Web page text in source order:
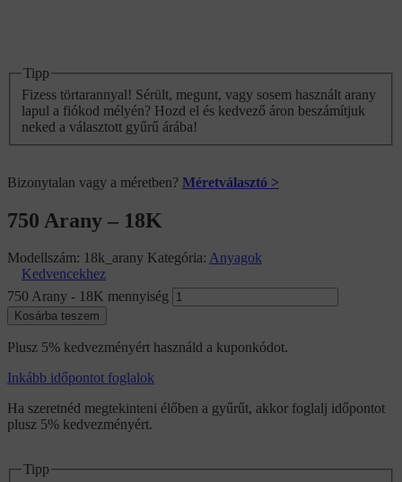
Tipp
Fizess törtarannyal! Sérült, megunt, vagy sosem használt arany
lapul a fiókod mélyén? Hozd el és kedvező áron beszámítjuk
neked a választott gyűrű árába!
Bizonytalan vagy a méretben? Méretválasztó >
750 Arany – 18K
Modellszám: 18k_arany Kategória: Anyagok
Kedvencekhez
750 Arany - 18K mennyiség
Kosárba teszem
Plusz 5% kedvezményért használd a kuponkódot.
Inkább időpontot foglalok
Ha szeretnéd megtekinteni élőben a gyűrűt, akkor foglalj időpontot
plusz 5% kedvezményért.
Tipp